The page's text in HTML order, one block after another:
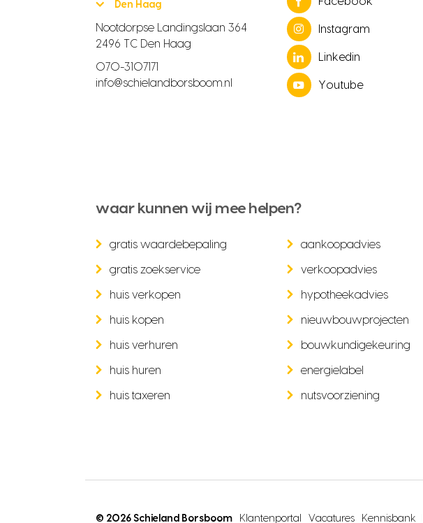
Den Haag
Nootdorpse Landingslaan 364
2496 TC Den Haag
070-3107171
info@schielandborsboom.nl
Instagram
Linkedin
Youtube
waar kunnen wij mee helpen?
gratis waardebepaling
gratis zoekservice
huis verkopen
huis kopen
huis verhuren
huis huren
huis taxeren
aankoopadvies
verkoopadvies
hypotheekadvies
nieuwbouwprojecten
bouwkundigekeuring
energielabel
nutsvoorziening
© 2026 Schieland Borsboom Klantenportal Vacatures Kennisbank